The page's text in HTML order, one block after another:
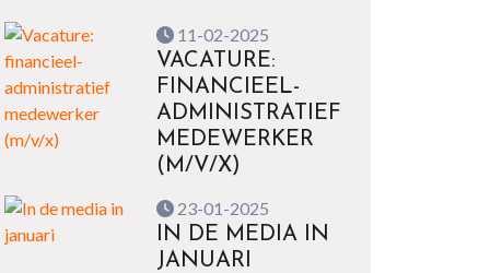
11-02-2025
VACATURE:
FINANCIEEL-
ADMINISTRATIEF
MEDEWERKER
(M/V/X)
23-01-2025
IN DE MEDIA IN
JANUARI